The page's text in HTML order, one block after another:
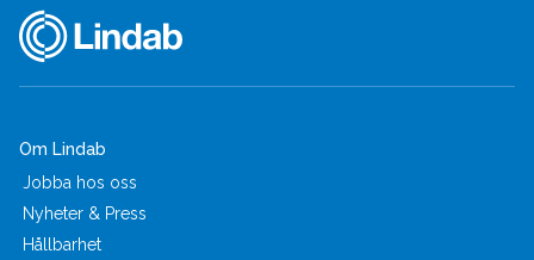
Om Lindab
Jobba hos oss
Nyheter & Press
Hållbarhet